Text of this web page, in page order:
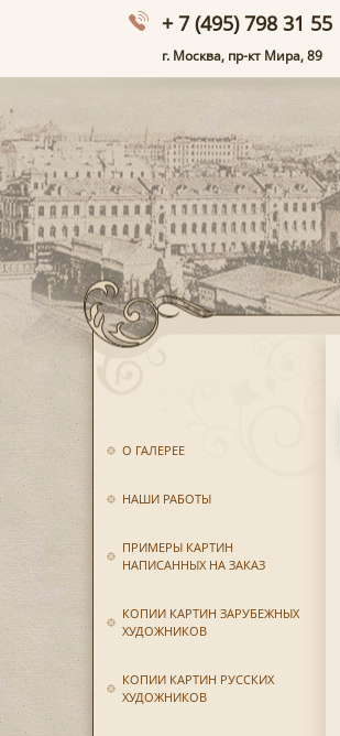
+ 7 (495) 798 31 55
г. Москва, пр-кт Мира, 89
О ГАЛЕРЕЕ
НАШИ РАБОТЫ
ПРИМЕРЫ КАРТИН
НАПИСАННЫХ НА ЗАКАЗ
КОПИИ КАРТИН ЗАРУБЕЖНЫХ
ХУДОЖНИКОВ
КОПИИ КАРТИН РУССКИХ
ХУДОЖНИКОВ